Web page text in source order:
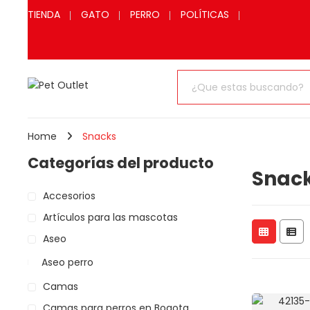
TIENDA GATO PERRO POLÍTICAS
Home Snacks
Categorías del producto
Accesorios
Artículos para las mascotas
Aseo
Aseo perro
Camas